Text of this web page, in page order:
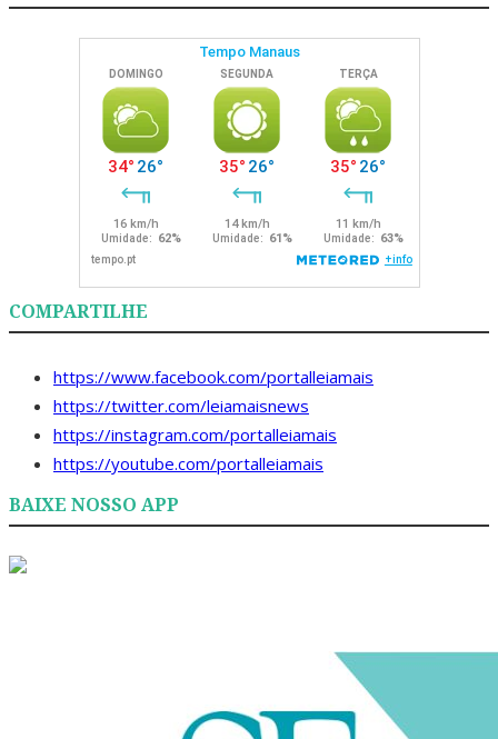
COMPARTILHE
https://www.facebook.com/portalleiamais
https://twitter.com/leiamaisnews
https://instagram.com/portalleiamais
https://youtube.com/portalleiamais
BAIXE NOSSO APP